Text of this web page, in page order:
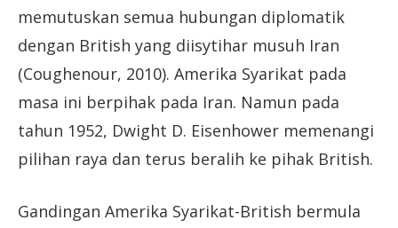
memutuskan semua hubungan diplomatik
dengan British yang diisytihar musuh Iran
(Coughenour, 2010). Amerika Syarikat pada
masa ini berpihak pada Iran. Namun pada
tahun 1952, Dwight D. Eisenhower memenangi
pilihan raya dan terus beralih ke pihak British.
Gandingan Amerika Syarikat-British bermula